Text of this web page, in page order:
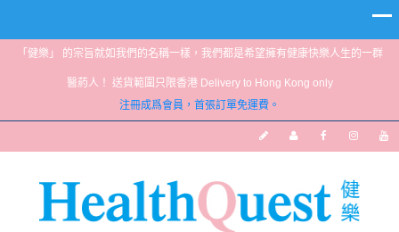
「健樂」 的宗旨就如我們的名稱一樣，我們都是希望擁有健康快樂人生的一群
醫葯人！ 送貨範圍只限香港 Delivery to Hong Kong only
注冊成爲會員，首張訂單免運費。